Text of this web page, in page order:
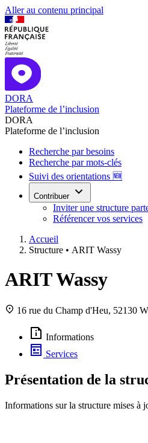
Aller au contenu principal
DORA
Plateforme de l’inclusion
DORA
Plateforme de l’inclusion
Recherche par besoins
Recherche par mots-clés
Suivi des orientations 🆕
Contribuer
Inviter une structure
Référencer vos services
Accueil
Structure • ARIT Wassy
ARIT Wassy
16 rue du Champ d'Heu, 52130
Informations
Services
Présentation de la
Informations sur la structure mises à